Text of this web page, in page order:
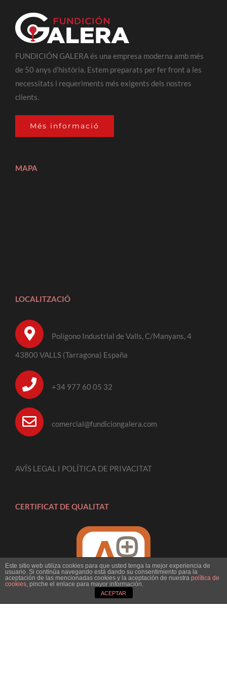
FUNDICIÓN GALERA és una empresa moderna amb més
de 50 anys d’història. Estem preparats per fer front a les
necessitats i requeriments més exigents dels nostres
clients.
Més informació
MAPA
LOCALITZACIÓ
Polígono Industrial de Valls, C/Manyans, 4
43800 VALLS (Tarragona) España
+34 977 60 05 32
comercial@fundiciongalera.com
AVÍS LEGAL I POLÍTICA DE PRIVACITAT
CERTIFICAT DE QUALITAT
Este sitio web utiliza cookies para que usted tenga la mejor experiencia de
usuario. Si continúa navegando está dando su consentimiento para la
aceptación de las mencionadas cookies y la aceptación de nuestra política de
cookies, pinche el enlace para mayor información.
ACEPTAR